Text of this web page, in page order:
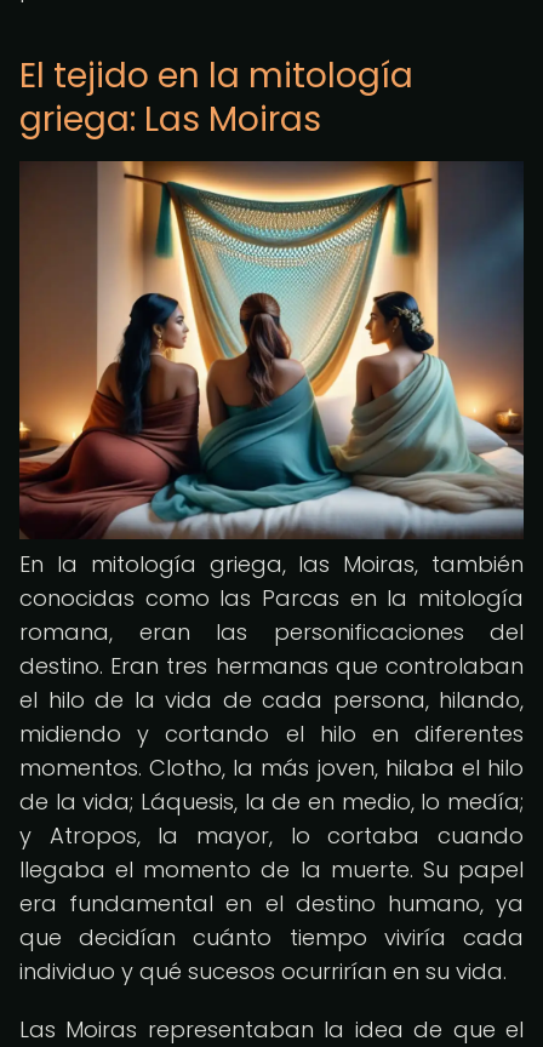
El tejido en la mitología
griega: Las Moiras
En la mitología griega, las Moiras, también
conocidas como las Parcas en la mitología
romana, eran las personificaciones del
destino. Eran tres hermanas que controlaban
el hilo de la vida de cada persona, hilando,
midiendo y cortando el hilo en diferentes
momentos. Clotho, la más joven, hilaba el hilo
de la vida; Láquesis, la de en medio, lo medía;
y Atropos, la mayor, lo cortaba cuando
llegaba el momento de la muerte. Su papel
era fundamental en el destino humano, ya
que decidían cuánto tiempo viviría cada
individuo y qué sucesos ocurrirían en su vida.
Las Moiras representaban la idea de que el